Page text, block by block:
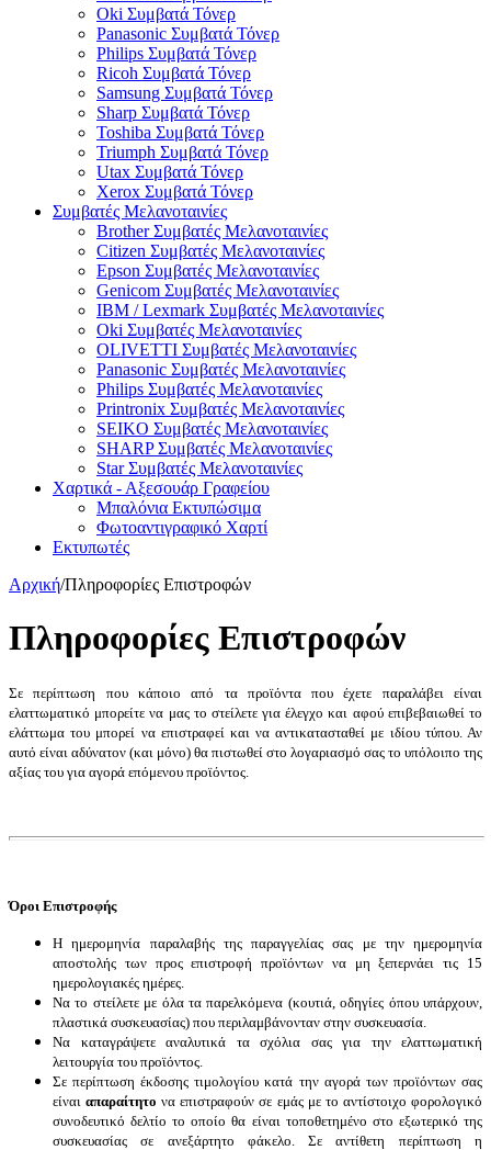
Oki Συμβατά Τόνερ
Panasonic Συμβατά Τόνερ
Philips Συμβατά Τόνερ
Ricoh Συμβατά Τόνερ
Samsung Συμβατά Τόνερ
Sharp Συμβατά Τόνερ
Toshiba Συμβατά Τόνερ
Triumph Συμβατά Τόνερ
Utax Συμβατά Τόνερ
Xerox Συμβατά Τόνερ
Συμβατές Μελανοταινίες
Brother Συμβατές Μελανοταινίες
Citizen Συμβατές Μελανοταινίες
Epson Συμβατές Μελανοταινίες
Genicom Συμβατές Μελανοταινίες
IBM / Lexmark Συμβατές Μελανοταινίες
Oki Συμβατές Μελανοταινίες
OLIVETTI Συμβατές Μελανοταινίες
Panasonic Συμβατές Μελανοταινίες
Philips Συμβατές Μελανοταινίες
Printronix Συμβατές Μελανοταινίες
SEIKO Συμβατές Μελανοταινίες
SHARP Συμβατές Μελανοταινίες
Star Συμβατές Μελανοταινίες
Χαρτικά - Αξεσουάρ Γραφείου
Μπαλόνια Εκτυπώσιμα
Φωτοαντιγραφικό Χαρτί
Εκτυπωτές
Αρχική/Πληροφορίες Επιστροφών
Πληροφορίες Επιστροφών
Σε περίπτωση που κάποιο από τα προϊόντα που έχετε παραλάβει είναι
ελαττωματικό μπορείτε να μας το στείλετε για έλεγχο και αφού επιβεβαιωθεί το
ελάττωμα του μπορεί να επιστραφεί και να αντικατασταθεί με ιδίου τύπου. Αν
αυτό είναι αδύνατον (και μόνο) θα πιστωθεί στο λογαριασμό σας το υπόλοιπο της
αξίας του για αγορά επόμενου προϊόντος.
Όροι Επιστροφής
Η ημερομηνία παραλαβής της παραγγελίας σας με την ημερομηνία
αποστολής των προς επιστροφή προϊόντων να μη ξεπερνάει τις 15
ημερολογιακές ημέρες.
Να το στείλετε με όλα τα παρελκόμενα (κουτιά, οδηγίες όπου υπάρχουν,
πλαστικά συσκευασίας) που περιλαμβάνονταν στην συσκευασία.
Να καταγράψετε αναλυτικά τα σχόλια σας για την ελαττωματική
λειτουργία του προϊόντος.
Σε περίπτωση έκδοσης τιμολογίου κατά την αγορά των προϊόντων σας
είναιαπαραίτητονα επιστραφούν σε εμάς με το αντίστοιχο φορολογικό
συνοδευτικό δελτίο το οποίο θα είναι τοποθετημένο στο εξωτερικό της
συσκευασίας σε ανεξάρτητο φάκελο. Σε αντίθετη περίπτωση η